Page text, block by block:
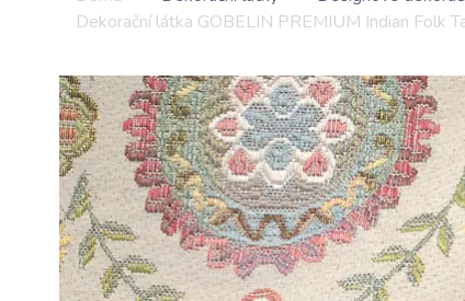
Dekorační látka GOBELIN PREMIUM Indian Folk